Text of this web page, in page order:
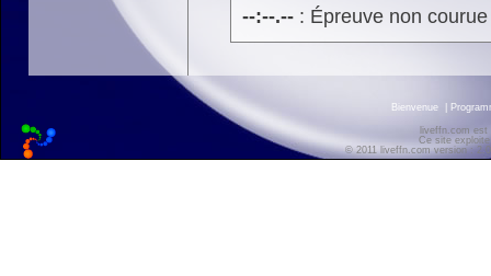
--:--.--: Épreuve non
Bienvenue
liveffn.com est
Ce site
© 2011 liveffn.com version :